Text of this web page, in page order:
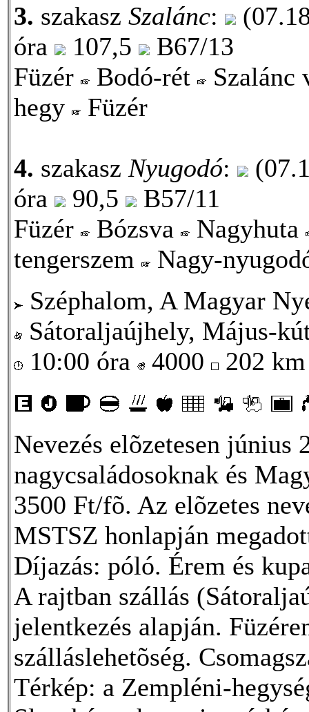
3. szakasz Szalánc:
óra
107,5
B67/13
Füzér
Bodó-rét
Szalánc
hegy
Füzér
4. szakasz Nyugodó:
óra
90,5
B57/11
Füzér
Bózsva
Nagyhuta
tengerszem
Nagy-
Széphalom, A Magyar
Sátoraljaújhely, Május-
10:00 óra
4000 202
Nevezés elõzetesen
nagycsaládosoknak és
3500 Ft/fõ. Az elõzetes
MSTSZ honlapján
Díjazás: póló. Érem és
A rajtban szállás
jelentkezés alapján.
szálláslehetõség.
Térkép: a Zempléni-